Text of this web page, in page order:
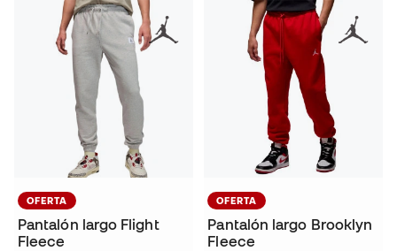
OFERTA
Pantalón largo Flight
Fleece
OFERTA
Pantalón largo Brooklyn
Fleece